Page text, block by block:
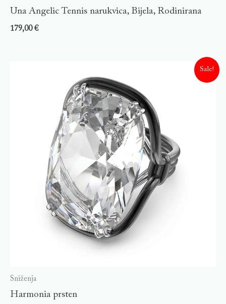
Una Angelic Tennis narukvica, Bijela, Rodinirana
179,00€
Sale!
Sniženja
Harmonia prsten